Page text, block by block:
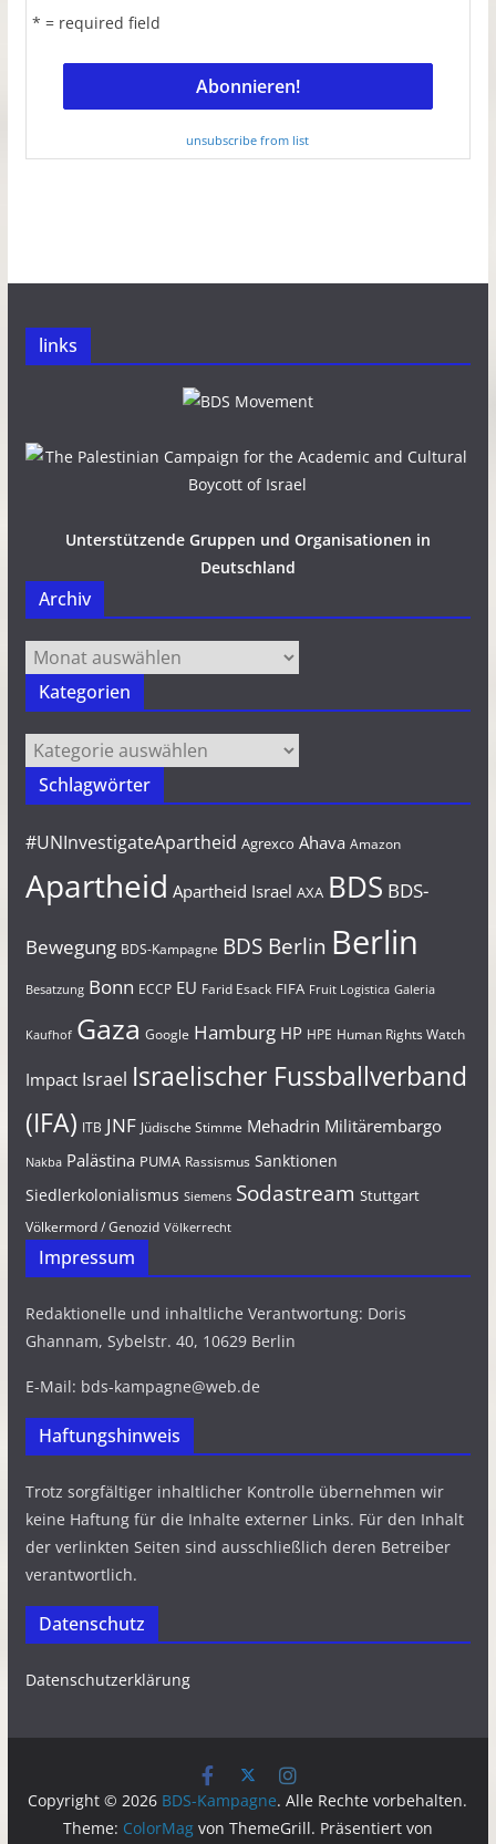
* = required field
unsubscribe from list
links
Unterstützende Gruppen und Organisationen in
Deutschland
Archiv
Archiv
Kategorien
Kategorien
Schlagwörter
#UNInvestigateApartheid Agrexco Ahava Amazon
Apartheid Apartheid Israel AXA BDS BDS-
Bewegung BDS-Kampagne BDS Berlin Berlin
Besatzung Bonn ECCP EU Farid Esack FIFA Fruit Logistica Galeria
Kaufhof Gaza Google Hamburg HP HPE Human Rights Watch
Impact Israel Israelischer Fussballverband
(IFA) ITB JNF Jüdische Stimme Mehadrin Militärembargo
Nakba Palästina PUMA Rassismus Sanktionen
Siedlerkolonialismus Siemens Sodastream Stuttgart
Völkermord / Genozid Völkerrecht
Impressum
Redaktionelle und inhaltliche Verantwortung: Doris
Ghannam, Sybelstr. 40, 10629 Berlin
E-Mail: bds-kampagne@web.de
Haftungshinweis
Trotz sorgfältiger inhaltlicher Kontrolle übernehmen wir
keine Haftung für die Inhalte externer Links. Für den Inhalt
der verlinkten Seiten sind ausschließlich deren Betreiber
verantwortlich.
Datenschutz
Datenschutzerklärung
Copyright © 2026 BDS-Kampagne. Alle Rechte vorbehalten.
Theme: ColorMagvon ThemeGrill. Präsentiert von